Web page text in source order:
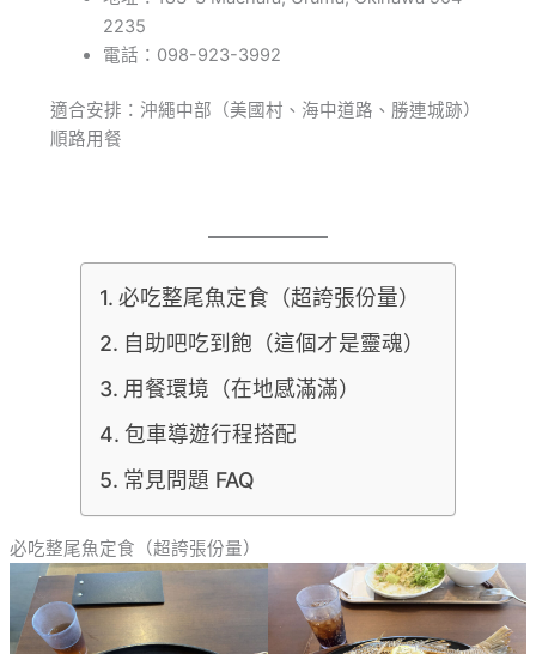
2235
電話：098-923-3992
適合安排：沖繩中部（美國村、海中道路、勝連城跡）
順路用餐
必吃整尾魚定食（超誇張份量）
自助吧吃到飽（這個才是靈魂）
用餐環境（在地感滿滿）
包車導遊行程搭配
常見問題 FAQ
必吃整尾魚定食（超誇張份量）